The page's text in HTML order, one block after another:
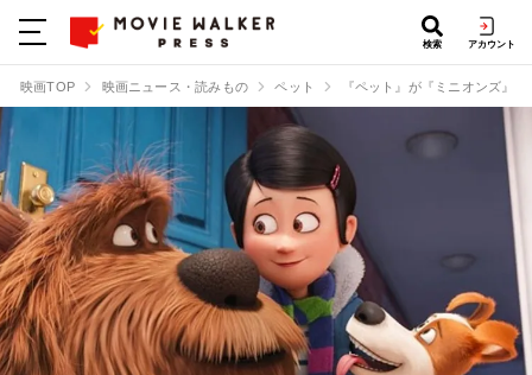
検索 アカウント
映画TOP 映画ニュース・読みもの ペット 『ペット』が『ミニオンズ』